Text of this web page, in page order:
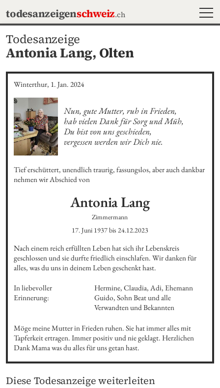
todesanzeigenschweiz.ch
Todesanzeige
Antonia Lang, Olten
Winterthur, 1. Jan. 2024
Nun, gute Mutter, ruh in Frieden,
hab vielen Dank für Sorg und Müh,
Du bist von uns geschieden,
vergessen werden wir Dich nie.
Tief erschüttert, unendlich traurig, fassungslos, aber auch dankbar
nehmen wir Abschied von
AntoniaLang
Zimmermann
17. Juni 1937bis 24.12.2023
Nach einem reich erfüllten Leben hat sich ihr Lebenskreis
geschlossen und sie durfte friedlich einschlafen. Wir danken für
alles, was du uns in deinem Leben geschenkt hast.
In liebevoller
Erinnerung:
Hermine, Claudia, Adi, Ehemann
Guido, Sohn Beat und alle
Verwandten und Bekannten
Möge meine Mutter in Frieden ruhen. Sie hat immer alles mit
Tapferkeit ertragen. Immer positiv und nie geklagt. Herzlichen
Dank Mama was du alles für uns getan hast.
Diese Todesanzeige weiterleiten